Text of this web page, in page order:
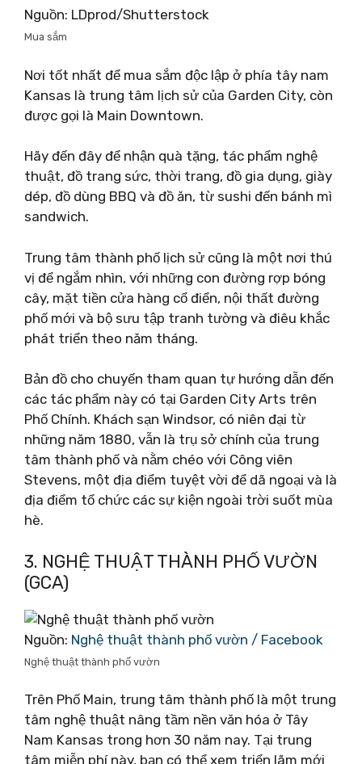
Nguồn: LDprod/Shutterstock
Mua sắm
Nơi tốt nhất để mua sắm độc lập ở phía tây nam
Kansas là trung tâm lịch sử của Garden City, còn
được gọi là Main Downtown.
Hãy đến đây để nhận quà tặng, tác phẩm nghệ
thuật, đồ trang sức, thời trang, đồ gia dụng, giày
dép, đồ dùng BBQ và đồ ăn, từ sushi đến bánh mì
sandwich.
Trung tâm thành phố lịch sử cũng là một nơi thú
vị để ngắm nhìn, với những con đường rợp bóng
cây, mặt tiền cửa hàng cổ điển, nội thất đường
phố mới và bộ sưu tập tranh tường và điêu khắc
phát triển theo năm tháng.
Bản đồ cho chuyến tham quan tự hướng dẫn đến
các tác phẩm này có tại Garden City Arts trên
Phố Chính. Khách sạn Windsor, có niên đại từ
những năm 1880, vẫn là trụ sở chính của trung
tâm thành phố và nằm chéo với Công viên
Stevens, một địa điểm tuyệt vời để dã ngoại và là
địa điểm tổ chức các sự kiện ngoài trời suốt mùa
hè.
3. NGHỆ THUẬT THÀNH PHỐ VƯỜN
(GCA)
Nguồn: Nghệ thuật thành phố vườn / Facebook
Nghệ thuật thành phố vườn
Trên Phố Main, trung tâm thành phố là một trung
tâm nghệ thuật nâng tầm nền văn hóa ở Tây
Nam Kansas trong hơn 30 năm nay. Tại trung
tâm miễn phí này, bạn có thể xem triển lãm mới